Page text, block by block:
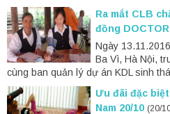
Ra mắt CLB
đồng
Ngày
Ba Vì, Hà Nội,
cùng ban quản lý dự án KDL sinh
Ưu đãi đặc
Nam 20/10 (20/